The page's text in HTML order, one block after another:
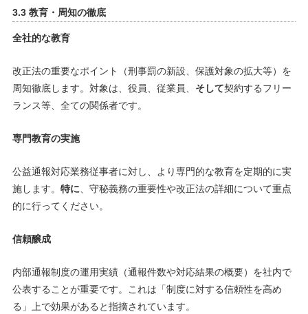
3.3 教育・周知の徹底
全社的な教育
改正法の重要なポイント（刑事罰の新設、保護対象の拡大等）を
周知徹底します。対象は、役員、従業員、 そして契約するフリー
ランス等、全ての関係者です。
専門教育の実施
公益通報対応業務従事者に対し、より専門的な教育を定期的に実
施します。 特に 、守秘義務の重要性や改正法の詳細について重点
的に行ってください。
信頼醸成
内部通報制度の運用実績（通報件数や対応結果の概要）を社内で
公表することが重要です。これは「制度に対する信頼性を高め
る」上で効果があると指摘されています。